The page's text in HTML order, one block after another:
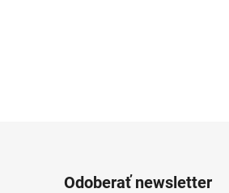
Odoberať newsletter